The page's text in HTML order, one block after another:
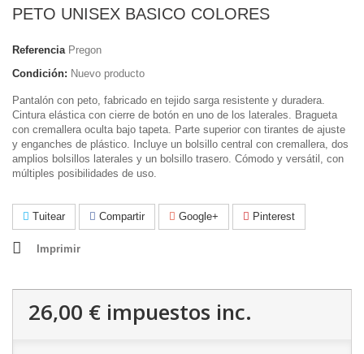
PETO UNISEX BASICO COLORES
Referencia Pregon
Condición: Nuevo producto
Pantalón con peto, fabricado en tejido sarga resistente y duradera.
Cintura elástica con cierre de botón en uno de los laterales. Bragueta
con cremallera oculta bajo tapeta. Parte superior con tirantes de ajuste
y enganches de plástico. Incluye un bolsillo central con cremallera, dos
amplios bolsillos laterales y un bolsillo trasero. Cómodo y versátil, con
múltiples posibilidades de uso.
Tuitear Compartir Google+ Pinterest
Imprimir
26,00 € impuestos inc.